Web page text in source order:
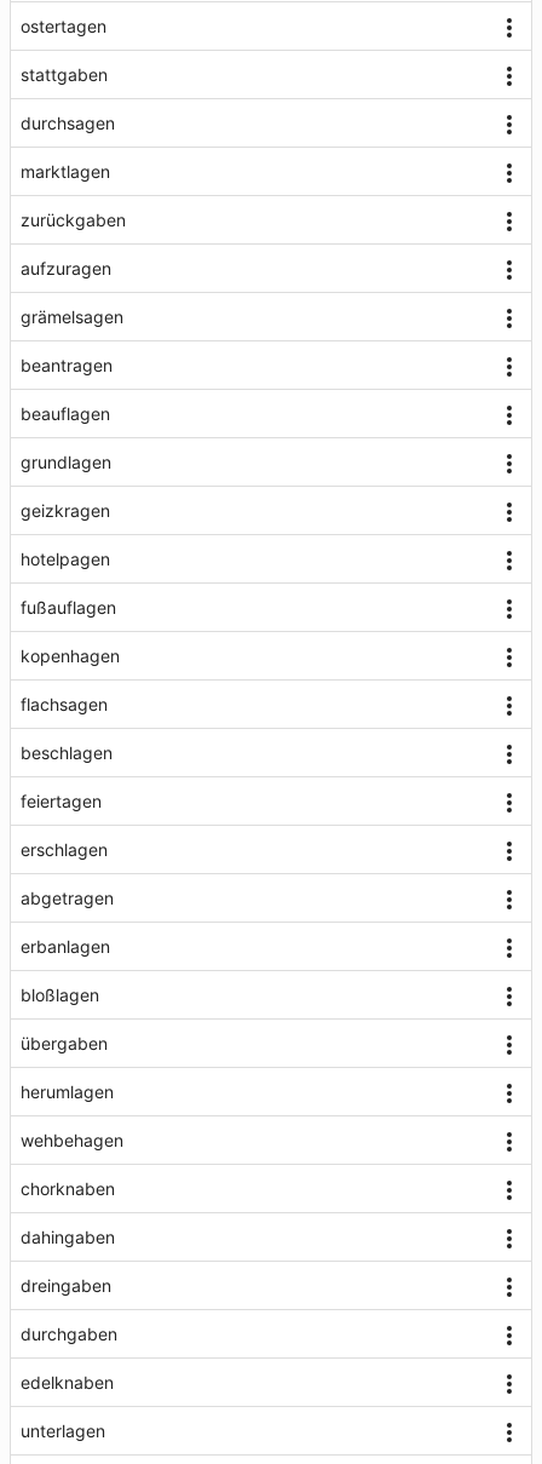
ostertagen
stattgaben
durchsagen
marktlagen
zurückgaben
aufzuragen
grämelsagen
beantragen
beauflagen
grundlagen
geizkragen
hotelpagen
fußauflagen
kopenhagen
flachsagen
beschlagen
feiertagen
erschlagen
abgetragen
erbanlagen
bloßlagen
übergaben
herumlagen
wehbehagen
chorknaben
dahingaben
dreingaben
durchgaben
edelknaben
unterlagen